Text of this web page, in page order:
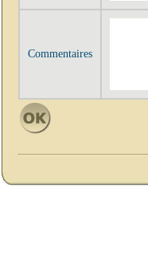
Commentaires